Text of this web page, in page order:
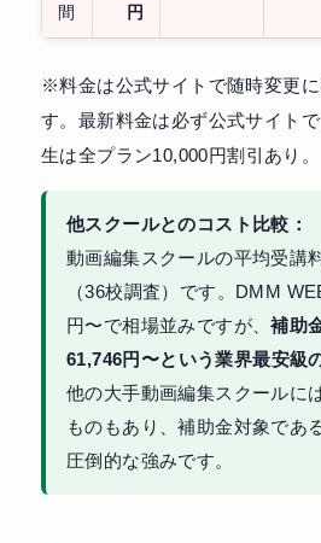
間
円
※料金は公式サイトで随時変更
す。最新料金は必ず公式サイト
生は全プラン10,000円割引あり。
他スクールとのコスト比較：
動画編集スクールの平均受講
（36校調査）です。DMM
円〜で相場並みですが、補助
61,746円〜という業界最安級
他の大手動画編集スクールに
ものもあり、補助金対象であ
圧倒的な強みです。